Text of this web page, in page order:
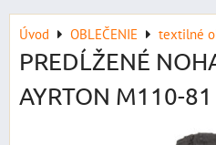
Úvod OBLEČENIE textilné
PREDĹŽENÉ
AYRTON M110-81